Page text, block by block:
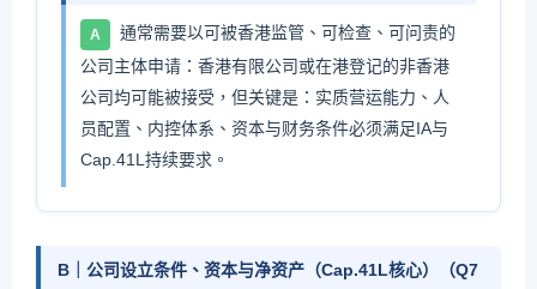
A
通常需要以可被香港监管、可检查、可问责的
公司主体申请：香港有限公司或在港登记的非香港
公司均可能被接受，但关键是：实质营运能力、人
员配置、内控体系、资本与财务条件必须满足IA与
Cap.41L持续要求。
B｜公司设立条件、资本与净资产（Cap.41L核心）（Q7